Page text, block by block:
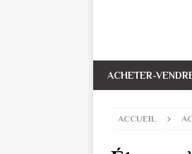
ACHETER-
ACCUEIL